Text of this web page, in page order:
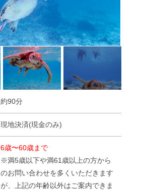
約90分
現地決済(現金のみ)
6歳〜60歳まで
※満5歳以下や満61歳以上の方から
のお問い合わせを多くいただきます
が、上記の年齢以外はご案内できま